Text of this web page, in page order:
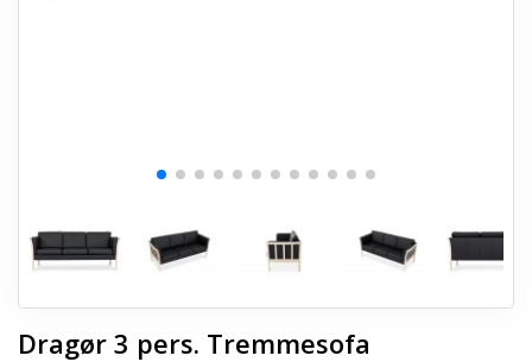
Dragør 3 pers. Tremmesofa